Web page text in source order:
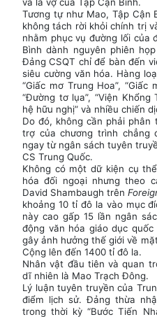
Tương tự như Mao, Tập Cận
không tách rời khỏi chính trị
nhằm phục vụ đường lối của
Bình dành nguyên phiên
Đảng CSQT chỉ để bàn đến
siêu cường văn hóa. Hàng
“Giấc mơ Trung Hoa”, “Giấc
“Đường tơ lụa”, “Viện
hệ hữu nghị” và nhiều chiến
Do đó, không cần phải
trợ của chương trình chẳng
ngay từ ngân sách tuyên
CS Trung Quốc.
Không có một dữ kiện cụ
hóa đối ngoại nhưng theo
David Shambaugh trên
khoảng 10 tỉ đô la vào mục
này cao gấp 15 lần ngân
động văn hóa giáo dục
gây ảnh hưởng thế giới về
Cộng lên đến 1400 tỉ đô la.
Nhân vật đầu tiên và quan
dĩ nhiên là Mao Trạch Đông.
Lý luận tuyên truyền của
điểm lịch sử. Đảng thừa
trong thời kỳ “Bước Tiến